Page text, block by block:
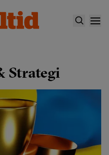
Strategi